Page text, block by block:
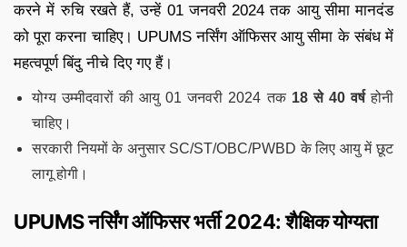
करने में रुचि रखते हैं, उन्हें 01 जनवरी 2024 तक आयु सीमा मानदंड
को पूरा करना चाहिए। UPUMS नर्सिंग ऑफिसर आयु सीमा के संबंध में
महत्वपूर्ण बिंदु नीचे दिए गए हैं।
योग्य उम्मीदवारों की आयु 01 जनवरी 2024 तक 18 से 40 वर्षहोनी
चाहिए।
सरकारी नियमों के अनुसार SC/ST/OBC/PWBD के लिए आयु में छूट
लागू होगी।
UPUMS नर्सिंग ऑफिसर भर्ती 2024: शैक्षिक योग्यता